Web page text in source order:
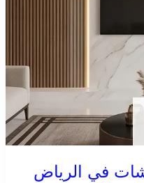
في الرياض